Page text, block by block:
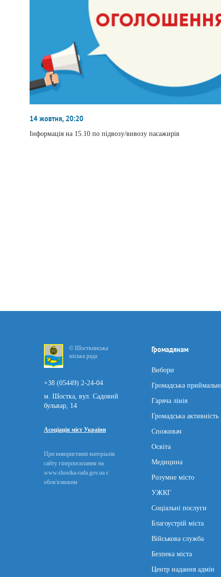
14 жовтня, 20:20
Інформація на 15.10 по підвозу/вивозу пасажирів
© Шосткинська
міська рада
+38 (05449) 2-24-04
м. Шостка, вул. Садовий
бульвар, 14
Асоціація міст України
При використанні матеріалів
сайту гіперпосилання на
www.shostka-rada.gov.ua є
обов'язковим
Громадянам
Вибори
Громадська
Гаряча лінія
Громадська активність
Споживач
Освіта
Медицина
Розумне місто
УЖКГ
Соціальні послуги
Благоустрій міста
Військова служба
Безпека міста
Центр надання адмін